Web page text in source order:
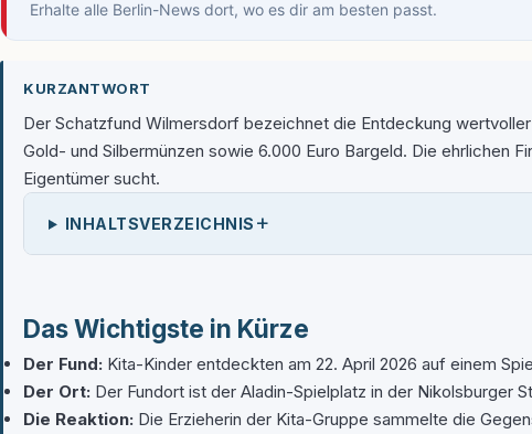
Erhalte alle Berlin-News dort, wo es dir am besten passt.
KURZANTWORT
Der Schatzfund Wilmersdorf bezeichnet die Entdeckung
Gold- und Silbermünzen sowie 6.000 Euro Bargeld. Die ehrlichen
Eigentümer sucht.
INHALTSVERZEICHNIS +
Das Wichtigste in Kürze
Der Fund: Kita-Kinder entdeckten am 22. April 2026 auf einem
Der Ort: Der Fundort ist der Aladin-Spielplatz in der Nikolsburger
Die Reaktion: Die Erzieherin der Kita-Gruppe sammelte die